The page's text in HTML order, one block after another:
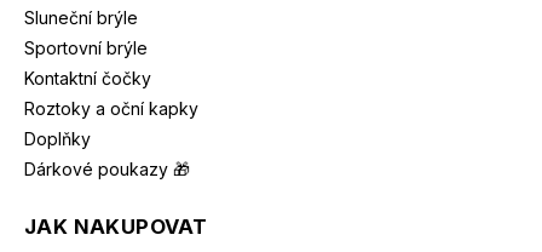
Sluneční brýle
Sportovní brýle
Kontaktní čočky
Roztoky a oční kapky
Doplňky
Dárkové poukazy 🎁
JAK NAKUPOVAT